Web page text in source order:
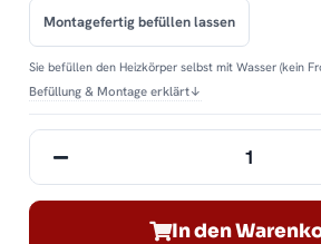
Montagefertig befüllen lassen
Sie befüllen den Heizkörper selbst mit Wasser (kein
Befüllung & Montage erklärt↓
In den